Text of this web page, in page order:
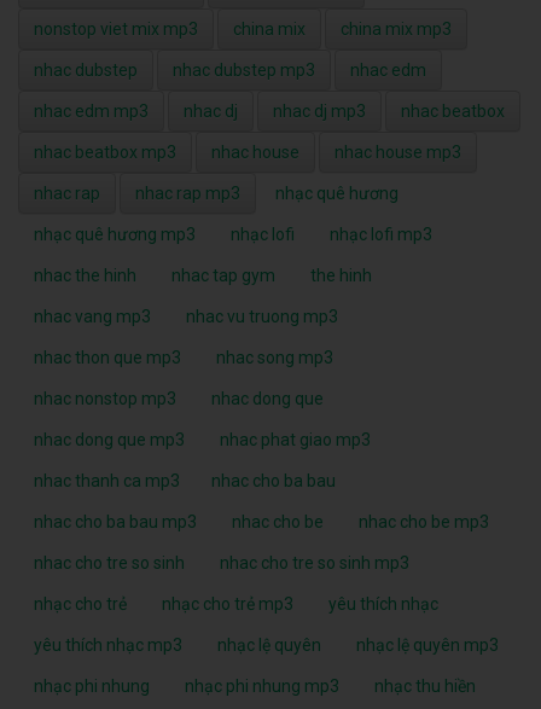
nonstop viet mix mp3 china mix china mix mp3
nhac dubstep nhac dubstep mp3 nhac edm
nhac edm mp3 nhac dj nhac dj mp3 nhac beatbox
nhac beatbox mp3 nhac house nhac house mp3
nhac rap nhac rap mp3 nhạc quê hương
nhạc quê hương mp3 nhạc lofi nhạc lofi mp3
nhac the hinh nhac tap gym the hinh
nhac vang mp3 nhac vu truong mp3
nhac thon que mp3 nhac song mp3
nhac nonstop mp3 nhac dong que
nhac dong que mp3 nhac phat giao mp3
nhac thanh ca mp3 nhac cho ba bau
nhac cho ba bau mp3 nhac cho be nhac cho be mp3
nhac cho tre so sinh nhac cho tre so sinh mp3
nhạc cho trẻ nhạc cho trẻ mp3 yêu thích nhạc
yêu thích nhạc mp3 nhạc lệ quyên nhạc lệ quyên mp3
nhạc phi nhung nhạc phi nhung mp3 nhạc thu hiền